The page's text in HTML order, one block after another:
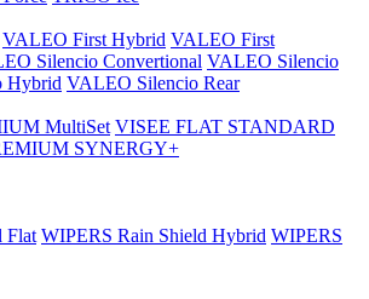
VALEO First Hybrid VALEO First
Silencio Convertional VALEO Silencio
Hybrid VALEO Silencio Rear
MultiSet VISEE FLAT STANDARD
SYNERGY+
Flat WIPERS Rain Shield Hybrid WIPERS